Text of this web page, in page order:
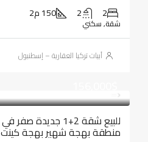
2
2 150 م2
شقة, سكني
أبيات تركيا العقارية – إسطنبول
للبيع شقة 2+1 جديدة صفر في اسطنبول الأوروبية
منطقة بهجة شهير بهجة كينت